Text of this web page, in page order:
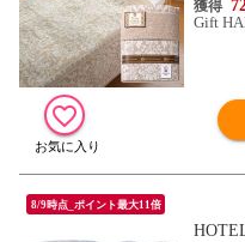
Gift
8/9時点_ポイント最大11倍